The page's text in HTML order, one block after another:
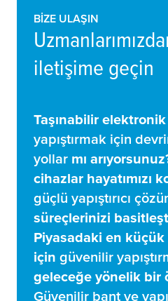
BIZE ULAŞIN
iletişime geçin
Taşınabilir elektronik
yapıştırmak için
yollar mı
cihazlar hayatımızı
güçlü yapıştırıcı
süreçlerinizi
Piyasadaki en
için güvenilir
geleceğe yönelik bir
Güvenilir bant ve